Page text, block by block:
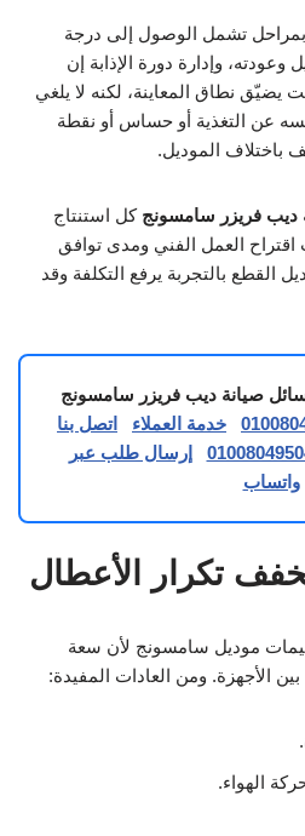
بمراحل تشمل الوصول إلى درجة
وعودته، وإدارة دورة الإذابة إن
يضيّق نطاق المعاينة، لكنه لا يلغي
عن التغذية أو حساس أو نقطة
باختلاف الموديل.
ديب فريزر سامسونج كل استنتاج
العمل الفني ومدى توافق
القطع بالتجربة يرفع التكلفة وقد
صيانة ديب فريزر سامسونج
خدمة العملاء
اتصل بنا
إرسال طلب عبر
واتساب
تكرار الأعطال
موديل سامسونج لأن سعة
الأجهزة. ومن العادات المفيدة:
الهواء.